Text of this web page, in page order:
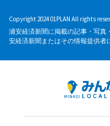
Copyright 2024 01PLAN All rights
浦安経済新聞に掲載の記事・写真
安経済新聞またはその情報提供者